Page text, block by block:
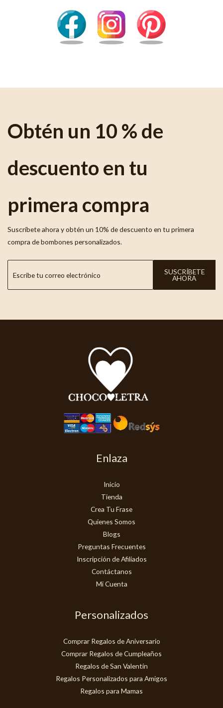
Obtén un 10 % de
descuento en tu
primera compra
Suscríbete ahora y obtén un 10% de descuento en tu primera
compra de bombones personalizados.
SUSCRÍBETE
AHORA
Enlaza
Inicio
Tienda
Crea Tu Frase
Quienes Somos
Blogs
Preguntas Frecuentes
Inscripción de Afiliados
Contáctanos
Mi Cuenta
Personalizados
Comprar Regalos de Aniversario
Comprar Regalos de Cumpleaños
Regalos de San Valentín
Regalos Personalizados para Amigos
Regalos para Mamas